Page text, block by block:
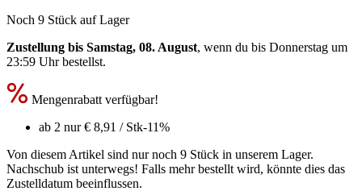
Noch 9 Stück auf Lager
Zustellung bis Samstag, 08. August, wenn du bis Donnerstag um
23:59 Uhrbestellst.
Mengenrabatt verfügbar!
ab 2 nur€ 8,91 / Stk-11%
Von diesem Artikel sind nur noch 9 Stück in unserem Lager.
Nachschub ist unterwegs! Falls mehr bestellt wird, könnte dies das
Zustelldatum beeinflussen.